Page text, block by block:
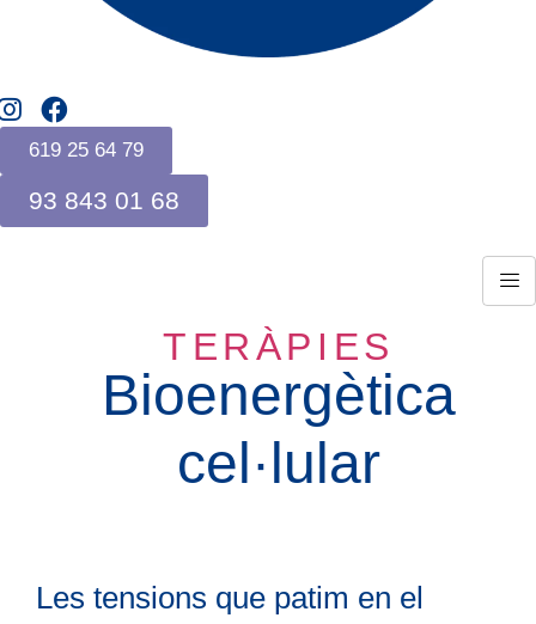
619 25 64 79
93 843 01 68
TERÀPIES
Bioenergètica
cel·lular
Les tensions que patim en el